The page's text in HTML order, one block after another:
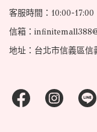
客服時間：10:00-17:00
信箱：
地址：台北市信義區信